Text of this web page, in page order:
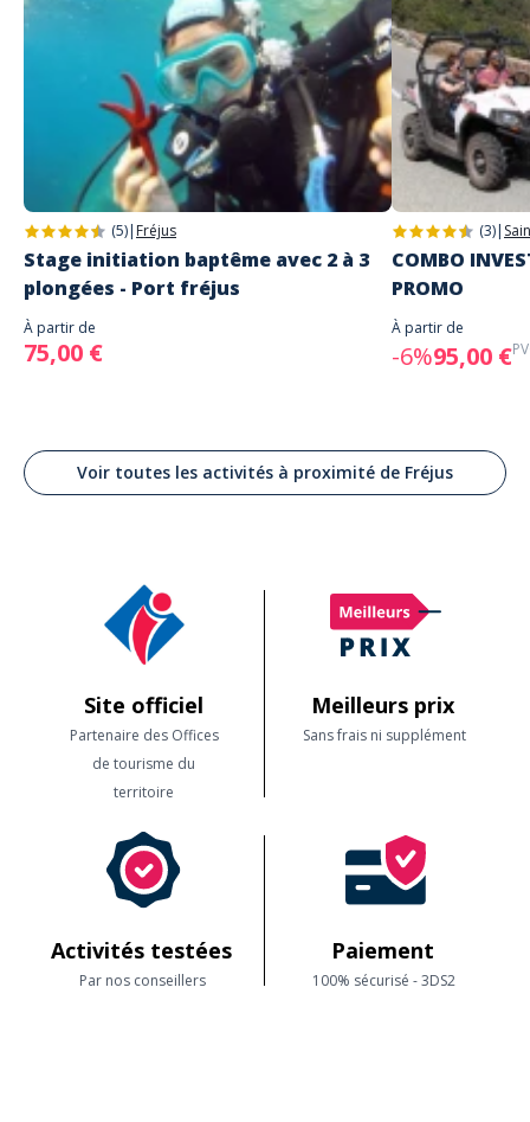
Delphine
Super balade en Segway dans le vieux
Frejus, Daniel est très sympathique et
prend bien le temps d apprendre à
manipuler avant de partir. Ce fut un
excellent moment à la fois Fun et
Enrichissant ! Je recommande vivement.
Commenté le 26/07/2023
Oui sans hésitation
(5)| Fréjus
Stage initiation baptême avec 2 à 3
plongées - Port fréjus
À partir de
75,00 €
(3)|
COMBO
PROMO
À partir de
-6%95,00 €
Voir toutes les activités à proximité de Fréjus
Site officiel
Partenaire des Offices
de tourisme du
territoire
Meilleurs prix
Sans frais ni supplément
Activités testées
Par nos conseillers
Paiement
100% sécurisé - 3DS2